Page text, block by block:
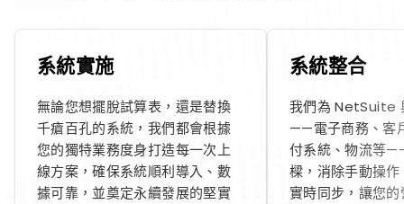
系統實施
無論您想擺脫試算表，還是替換
千瘡百孔的系統，我們都會根據
您的獨特業務度身打造每一次上
線方案，確保系統順利導入、數
據可靠，並奠定永續發展的堅實
系統整合
我們為 NetSuite
——電子商務、客
付系統、物流等
樑，消除手動操
實時同步，讓您